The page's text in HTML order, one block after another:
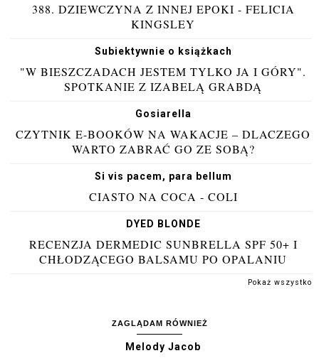
388. DZIEWCZYNA Z INNEJ EPOKI - FELICIA
KINGSLEY
Subiektywnie o książkach
"W BIESZCZADACH JESTEM TYLKO JA I GÓRY".
SPOTKANIE Z IZABELĄ GRABDĄ
Gosiarella
CZYTNIK E-BOOKÓW NA WAKACJE – DLACZEGO
WARTO ZABRAĆ GO ZE SOBĄ?
Si vis pacem, para bellum
CIASTO NA COCA - COLI
DYED BLONDE
RECENZJA DERMEDIC SUNBRELLA SPF 50+ I
CHŁODZĄCEGO BALSAMU PO OPALANIU
Pokaż wszystko
ZAGLĄDAM RÓWNIEŻ
Melody Jacob